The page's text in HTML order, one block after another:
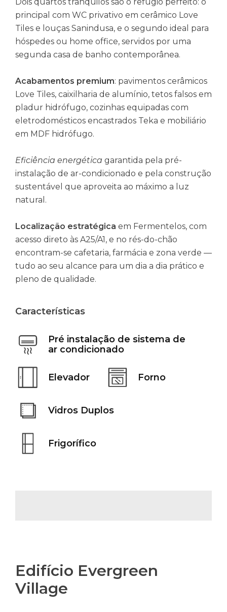
principal com WC privativo em cerâmico Love
Tiles e louças Sanindusa, e o segundo ideal para
hóspedes ou home office, servidos por uma
segunda casa de banho contemporânea.
Acabamentos premium: pavimentos cerâmicos
Love Tiles, caixilharia de alumínio, tetos falsos em
pladur hidrófugo, cozinhas equipadas com
eletrodomésticos encastrados Teka e mobiliário
em MDF hidrófugo.
Eficiência energética garantida pela pré-
instalação de ar-condicionado e pela construção
sustentável que aproveita ao máximo a luz
natural.
Localização estratégica em Fermentelos, com
acesso direto às A25/A1, e no rés-do-chão
encontram-se cafetaria, farmácia e zona verde —
tudo ao seu alcance para um dia a dia prático e
pleno de qualidade.
Características
Pré instalação de sistema de
ar condicionado
Elevador Forno
Vidros Duplos
Frigorífico
Edifício Evergreen
Village